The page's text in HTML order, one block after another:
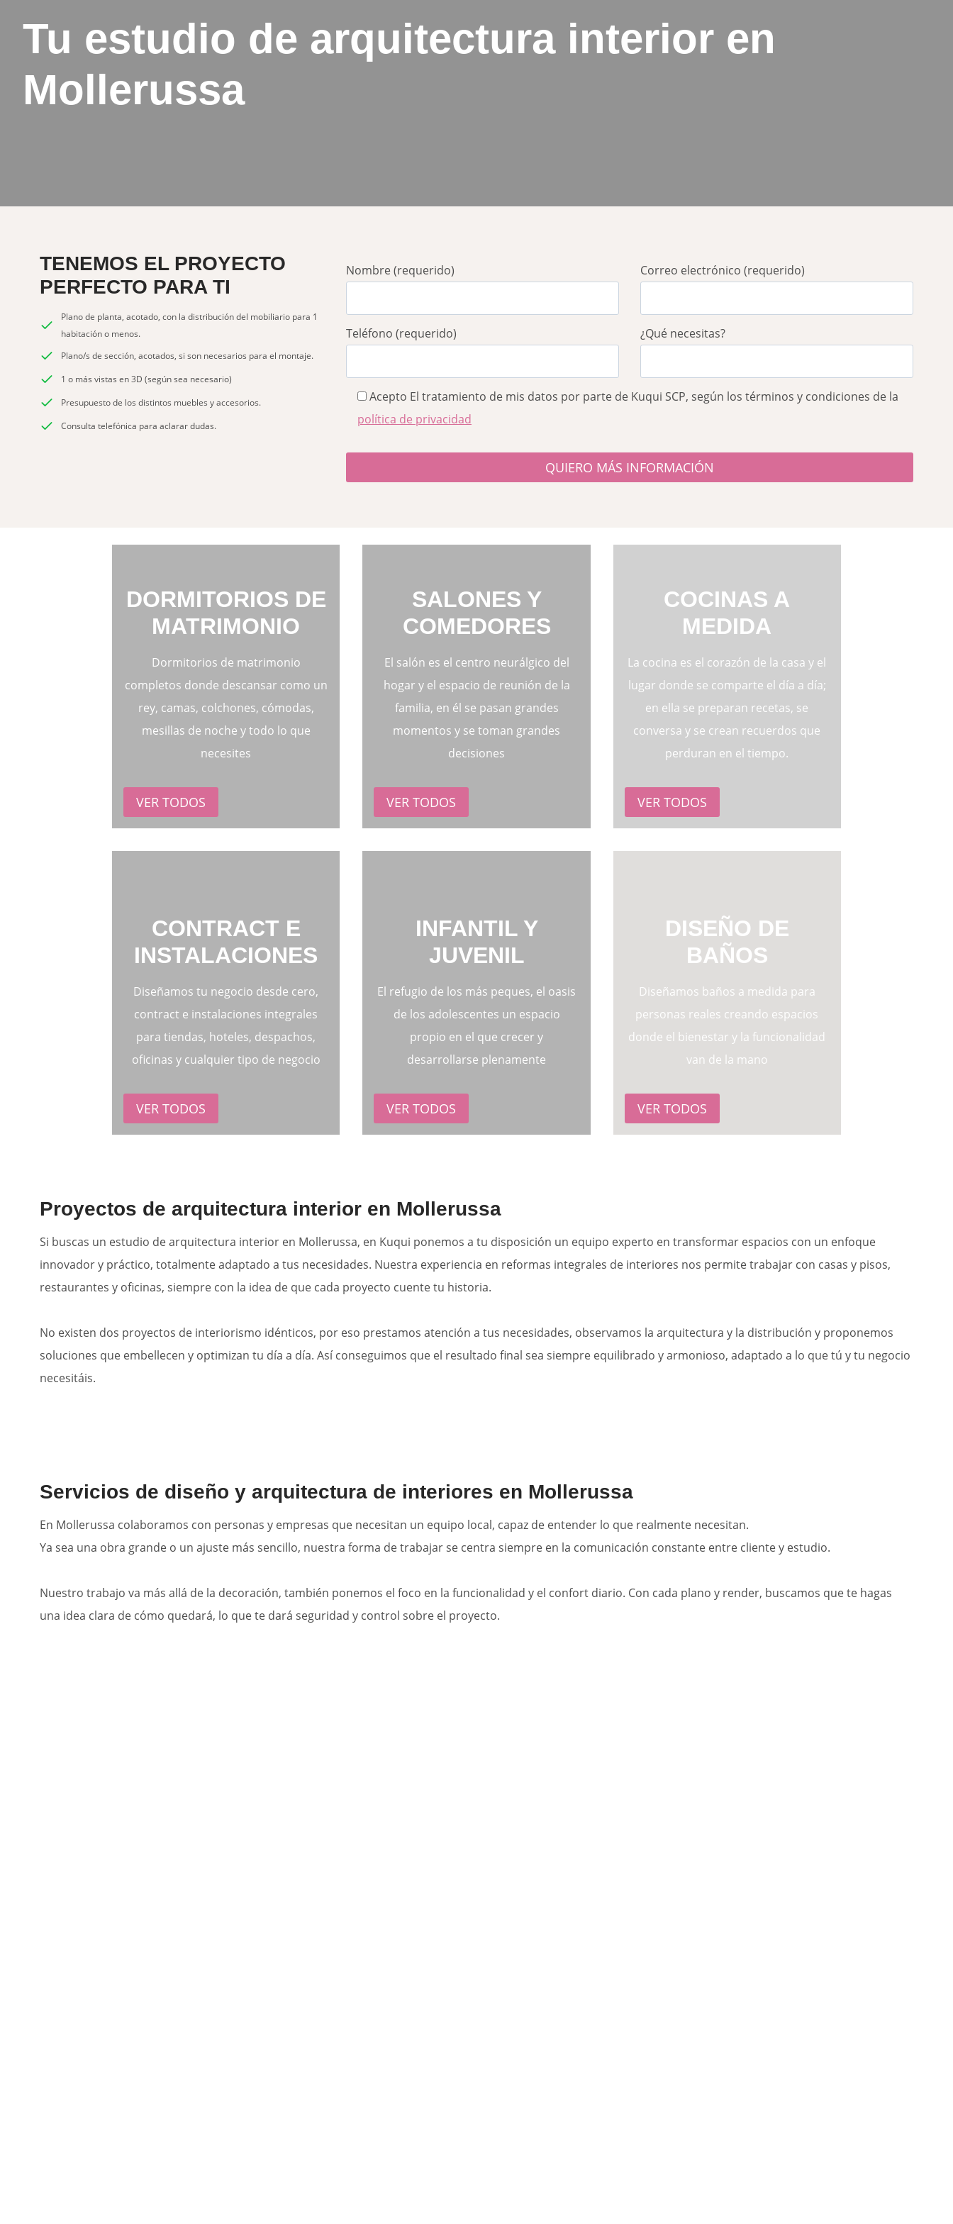
Tu estudio de arquitectura interior en
Mollerussa
TENEMOS EL PROYECTO
PERFECTO PARA TI
Plano de planta, acotado, con la distribución del mobiliario para 1
habitación o menos.
Plano/s de sección, acotados, si son necesarios para el montaje.
1 o más vistas en 3D (según sea necesario)
Presupuesto de los distintos muebles y accesorios.
Consulta telefónica para aclarar dudas.
Nombre (requerido) Correo electrónico (requerido)
Teléfono (requerido) ¿Qué necesitas?
Acepto El tratamiento de mis datos por parte de Kuqui SCP, según los términos y condiciones de la
política de privacidad
DORMITORIOS DE
MATRIMONIO
Dormitorios de matrimonio
completos donde descansar como un
rey, camas, colchones, cómodas,
mesillas de noche y todo lo que
necesites
VER TODOS
CONTRACT E
INSTALACIONES
Diseñamos tu negocio desde cero,
contract e instalaciones integrales
para tiendas, hoteles, despachos,
oficinas y cualquier tipo de negocio
VER TODOS
SALONES Y
COMEDORES
El salón es el centro neurálgico del
hogar y el espacio de reunión de la
familia, en él se pasan grandes
momentos y se toman grandes
decisiones
VER TODOS
INFANTIL Y
JUVENIL
El refugio de los más peques, el oasis
de los adolescentes un espacio
propio en el que crecer y
desarrollarse plenamente
VER TODOS
COCINAS A
MEDIDA
La cocina es el corazón de la casa y el
lugar donde se comparte el día a día;
en ella se preparan recetas, se
conversa y se crean recuerdos que
perduran en el tiempo.
VER TODOS
DISEÑO DE
BAÑOS
Diseñamos baños a medida para
personas reales creando espacios
donde el bienestar y la funcionalidad
van de la mano
VER TODOS
Proyectos de arquitectura interior en Mollerussa
Si buscas un estudio de arquitectura interior en Mollerussa, en Kuqui ponemos a tu disposición un equipo experto en transformar espacios con un enfoque
innovador y práctico, totalmente adaptado a tus necesidades. Nuestra experiencia en reformas integrales de interiores nos permite trabajar con casas y pisos,
restaurantes y oficinas, siempre con la idea de que cada proyecto cuente tu historia.
No existen dos proyectos de interiorismo idénticos, por eso prestamos atención a tus necesidades, observamos la arquitectura y la distribución y proponemos
soluciones que embellecen y optimizan tu día a día. Así conseguimos que el resultado final sea siempre equilibrado y armonioso, adaptado a lo que tú y tu negocio
necesitáis.
Servicios de diseño y arquitectura de interiores en Mollerussa
En Mollerussa colaboramos con personas y empresas que necesitan un equipo local, capaz de entender lo que realmente necesitan.
Ya sea una obra grande o un ajuste más sencillo, nuestra forma de trabajar se centra siempre en la comunicación constante entre cliente y estudio.
Nuestro trabajo va más allá de la decoración, también ponemos el foco en la funcionalidad y el confort diario. Con cada plano y render, buscamos que te hagas
una idea clara de cómo quedará, lo que te dará seguridad y control sobre el proyecto.